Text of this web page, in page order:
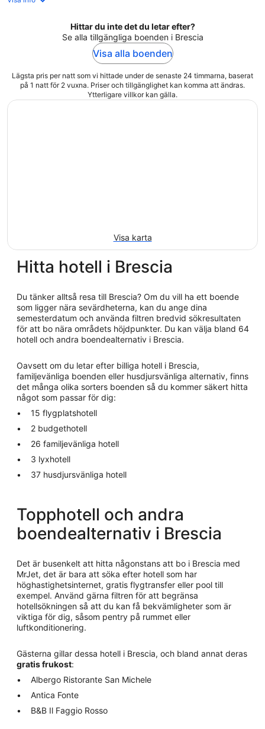
Hittar du inte det du letar efter?
Se alla tillgängliga boenden i Brescia
Visa alla boenden
Lägsta pris per natt som vi hittade under de senaste 24 timmarna, baserat
på 1 natt för 2 vuxna. Priser och tillgänglighet kan komma att ändras.
Ytterligare villkor kan gälla.
Visa karta
Hitta hotell i Brescia
Du tänker alltså resa till Brescia? Om du vill ha ett boende
som ligger nära sevärdheterna, kan du ange dina
semesterdatum och använda filtren bredvid sökresultaten
för att bo nära områdets höjdpunkter. Du kan välja bland 64
hotell och andra boendealternativ i Brescia.
Oavsett om du letar efter billiga hotell i Brescia,
familjevänliga boenden eller husdjursvänliga alternativ, finns
det många olika sorters boenden så du kommer säkert hitta
något som passar för dig:
15 flygplatshotell
2 budgethotell
26 familjevänliga hotell
3 lyxhotell
37 husdjursvänliga hotell
Topphotell och andra
boendealternativ i Brescia
Det är busenkelt att hitta någonstans att bo i Brescia med
MrJet, det är bara att söka efter hotell som har
höghastighetsinternet, gratis flygtransfer eller pool till
exempel. Använd gärna filtren för att begränsa
hotellsökningen så att du kan få bekvämligheter som är
viktiga för dig, såsom pentry på rummet eller
luftkonditionering.
Gästerna gillar dessa hotell i Brescia, och bland annat deras
gratis frukost:
Albergo Ristorante San Michele
Antica Fonte
B&B Il Faggio Rosso